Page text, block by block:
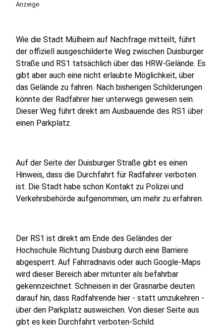
Anzeige
Wie die Stadt Mülheim auf Nachfrage mitteilt, führt
der offiziell ausgeschilderte Weg zwischen Duisburger
Straße und RS1 tatsächlich über das HRW-Gelände. Es
gibt aber auch eine nicht erlaubte Möglichkeit, über
das Gelände zu fahren. Nach bisherigen Schilderungen
könnte der Radfahrer hier unterwegs gewesen sein.
Dieser Weg führt direkt am Ausbauende des RS1 über
einen Parkplatz.
Auf der Seite der Duisburger Straße gibt es einen
Hinweis, dass die Durchfahrt für Radfahrer verboten
ist. Die Stadt habe schon Kontakt zu Polizei und
Verkehrsbehörde aufgenommen, um mehr zu erfahren.
Der RS1 ist direkt am Ende des Geländes der
Hochschule Richtung Duisburg durch eine Barriere
abgesperrt. Auf Fahrradnavis oder auch Google-Maps
wird dieser Bereich aber mitunter als befahrbar
gekennzeichnet. Schneisen in der Grasnarbe deuten
darauf hin, dass Radfahrende hier - statt umzukehren -
über den Parkplatz ausweichen. Von dieser Seite aus
gibt es kein Durchfahrt verboten-Schild.